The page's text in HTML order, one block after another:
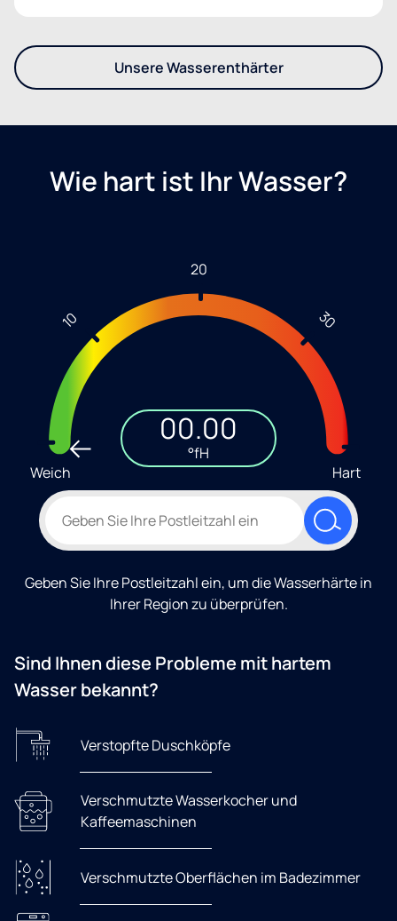
Unsere Wasserenthärter
- Entdecken Sie unser
Wie hart ist Ihr Wasser?
10
20
30
Weich Hart
00.00
°fH
Geben Sie Ihre Postleitzahl ein, um die Wasserhärte in
Ihrer Region zu überprüfen.
Sind Ihnen diese Probleme mit hartem
Wasser bekannt?
Verstopfte Duschköpfe
Verschmutzte Wasserkocher und
Kaffeemaschinen
Verschmutzte Oberflächen im Badezimmer